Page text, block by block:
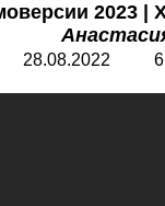
2023 |
28.08.2022 6